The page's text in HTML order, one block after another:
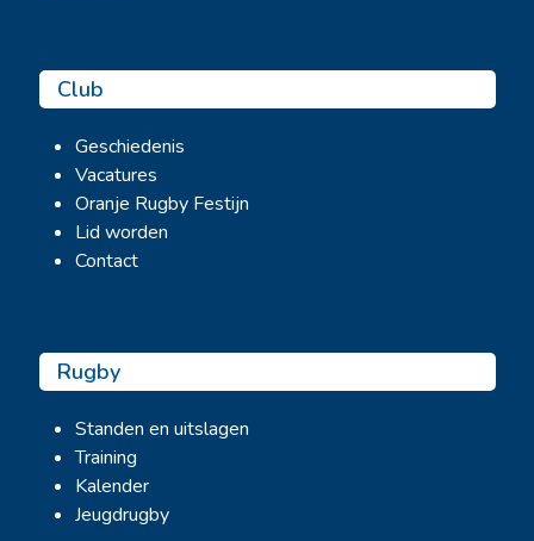
Club
Geschiedenis
Vacatures
Oranje Rugby Festijn
Lid worden
Contact
Rugby
Standen en uitslagen
Training
Kalender
Jeugdrugby